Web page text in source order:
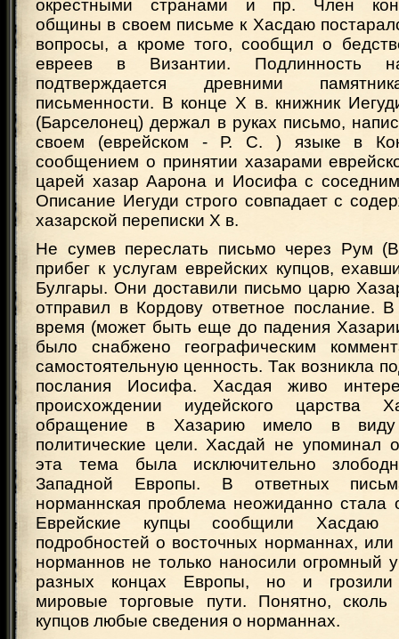
окрестными странами и пр. Член
общины в своем письме к Хасдаю
вопросы, а кроме того, сообщил о
евреев в Византии. Подлинность
подтверждается древними
письменности. В конце X в. книжник
(Барселонец) держал в руках письмо,
своем (еврейском - Р. С. ) языке в
сообщением о принятии хазарами
царей хазар Аарона и Иосифа с
Описание Иегуди строго совпадает с
хазарской переписки X в.
Не сумев переслать письмо через Рум
прибег к услугам еврейских купцов,
Булгары. Они доставили письмо царю
отправил в Кордову ответное послание.
время (может быть еще до падения
было снабжено географическим
самостоятельную ценность. Так возникла
послания Иосифа. Хасдая живо
происхождении иудейского царства
обращение в Хазарию имело в виду
политические цели. Хасдай не упоминал
эта тема была исключительно
Западной Европы. В ответных
норманнская проблема неожиданно стала
Еврейские купцы сообщили Хасдаю
подробностей о восточных норманнах,
норманнов не только наносили огромный
разных концах Европы, но и грозили
мировые торговые пути. Понятно,
купцов любые сведения о норманнах.